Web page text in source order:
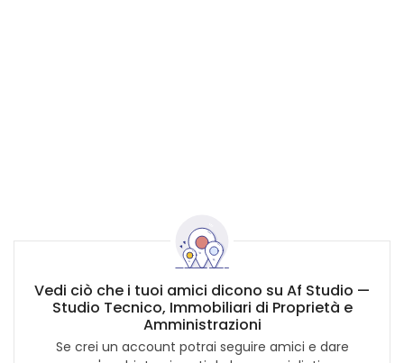
Vedi ciò che i tuoi amici dicono su Af Studio —
Studio Tecnico, Immobiliari di Proprietà e
Amministrazioni
Se crei un account potrai seguire amici e dare